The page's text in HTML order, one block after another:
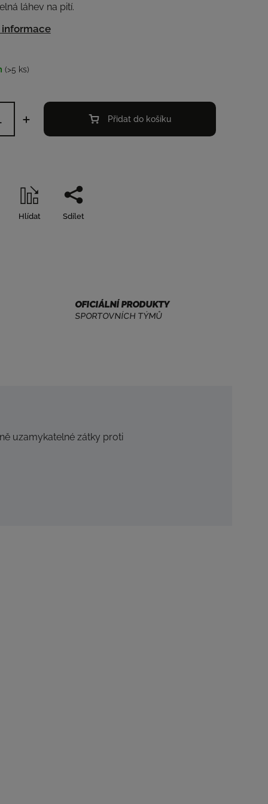
láhev na pití.
(>5 ks)
Přidat do košíku
Hlídat Sdílet
OFICIÁLNÍ PRODUKTY
SPORTOVNÍCH TÝMŮ
uzamykatelné zátky proti